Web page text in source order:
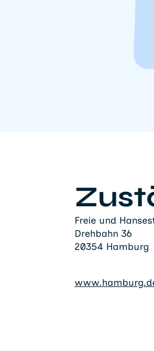
Freie und
Drehbahn 36
20354 Hamburg